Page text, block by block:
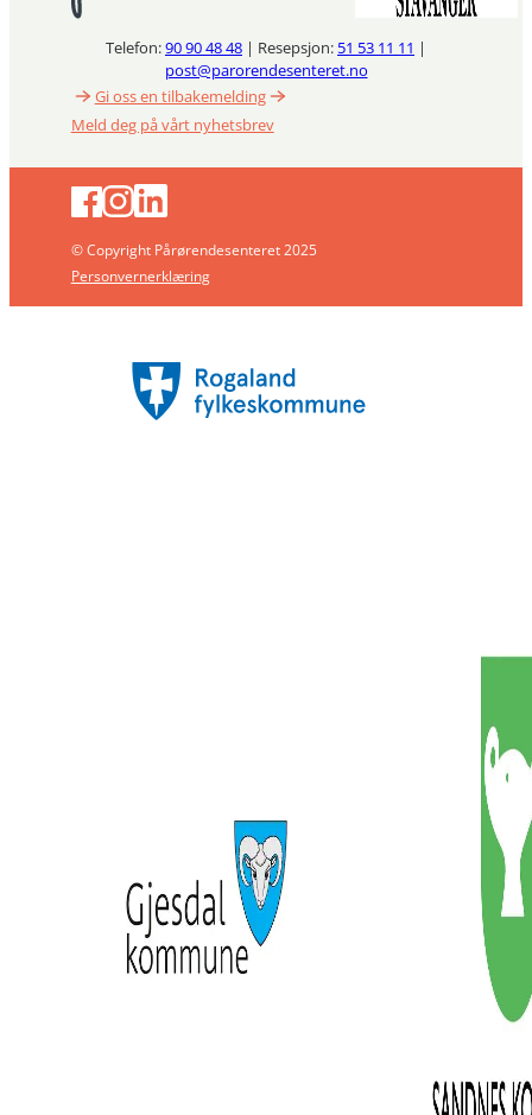
Telefon:90 90 48 48 | Resepsjon: 51 53 11 11 |
post@parorendesenteret.no
Gi oss en tilbakemelding
Meld deg på vårt nyhetsbrev
© Copyright Pårørendesenteret 2025
Personvernerklæring